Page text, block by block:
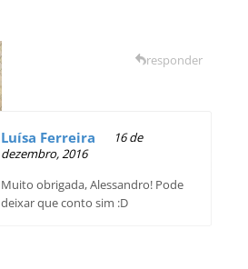
Luísa Ferreira
16 de
dezembro, 2016
Muito obrigada, Alessandro! Pode
deixar que conto sim :D
responder